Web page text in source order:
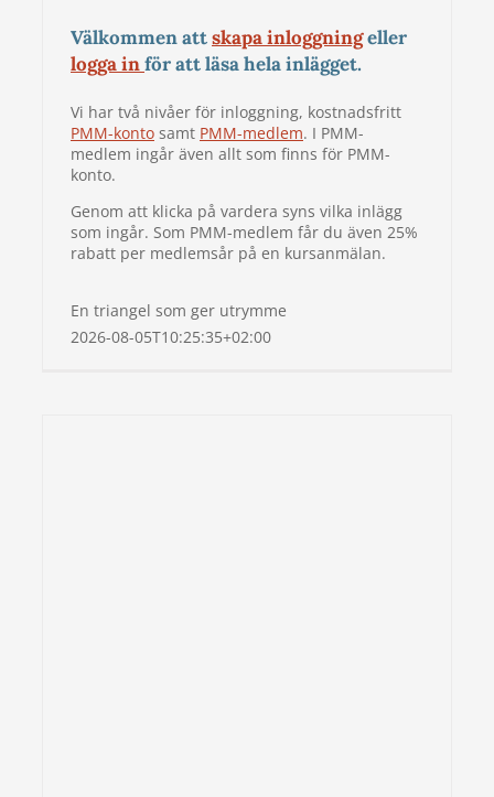
Välkommen attskapa inloggningeller
logga inför att läsa hela inlägget.
Vi har två nivåer för inloggning, kostnadsfritt
PMM-konto samt PMM-medlem. I PMM-
medlem ingår även allt som finns för PMM-
konto.
Genom att klicka på vardera syns vilka inlägg
som ingår. Som PMM-medlem får du även 25%
rabatt per medlemsår på en kursanmälan.
En triangel som ger utrymme
2026-08-05T10:25:35+02:00